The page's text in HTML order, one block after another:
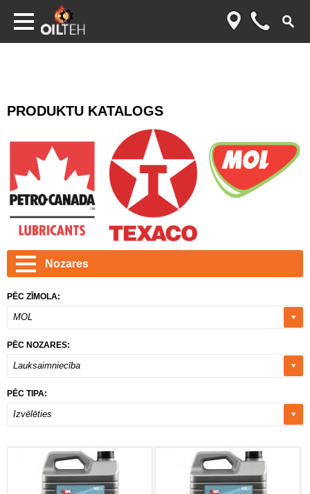
PRODUKTU KATALOGS
Nozares
PĒC ZĪMOLA:
MOL
PĒC NOZARES:
Lauksaimniecība
PĒC TIPA:
Izvēlēties